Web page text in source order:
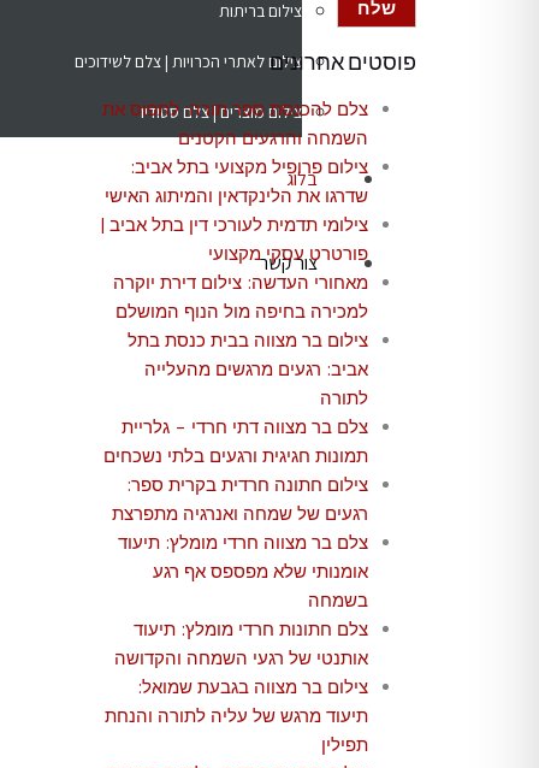
צילום בריתות
צילום לאתרי הכרויות | צלם לשידוכים
צילום מוצרים | צלם סטודיו
בלוג
צור קשר
פוסטים אחרונים
צלם להכנסת ספר תורה: לתפוס את
השמחה והרגעים הקטנים
צילום פרופיל מקצועי בתל אביב:
שדרגו את הלינקדאין והמיתוג האישי
צילומי תדמית לעורכי דין בתל אביב |
פורטרט עסקי מקצועי
מאחורי העדשה: צילום דירת יוקרה
למכירה בחיפה מול הנוף המושלם
צילום בר מצווה בבית כנסת בתל
אביב: רגעים מרגשים מהעלייה
לתורה
צלם בר מצווה דתי חרדי – גלריית
תמונות חגיגית ורגעים בלתי נשכחים
צילום חתונה חרדית בקרית ספר:
רגעים של שמחה ואנרגיה מתפרצת
צלם בר מצווה חרדי מומלץ: תיעוד
אומנותי שלא מפספס אף רגע
בשמחה
צלם חתונות חרדי מומלץ: תיעוד
אותנטי של רגעי השמחה והקדושה
צילום בר מצווה בגבעת שמואל:
תיעוד מרגש של עליה לתורה והנחת
תפילין